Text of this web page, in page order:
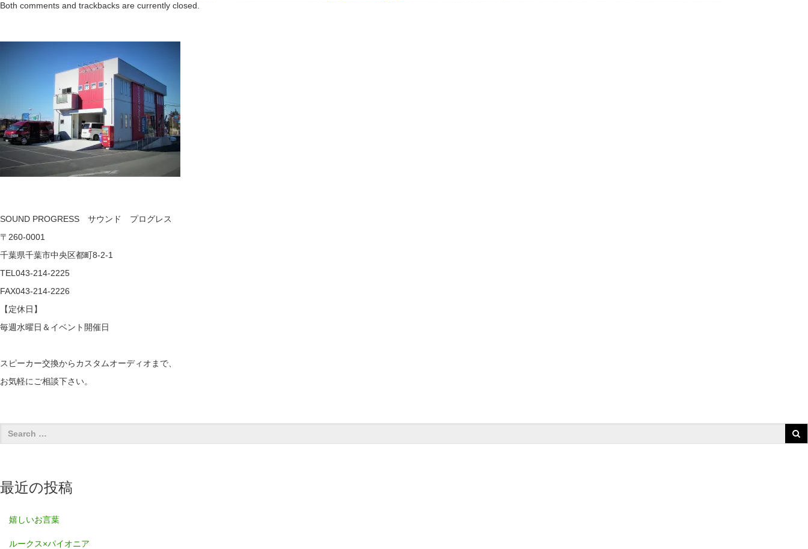
Both comments and trackbacks are currently closed.
SOUND PROGRESS サウンド プログレス
〒260-0001
千葉県千葉市中央区都町8-2-1
TEL043-214-2225
FAX043-214-2226
【定休日】
毎週水曜日＆イベント開催日
スピーカー交換からカスタムオーディオまで、
お気軽にご相談下さい。
最近の投稿
嬉しいお言葉
ルークス×パイオニア